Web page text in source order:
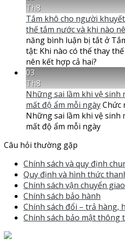
Th8
Tắm khô cho người
thế tắm nước và khi nào
năng bình luận bị tắt ở
tật: Khi nào có thể thay
nên kết hợp cả hai?
03
Th8
Những sai lầm khi vệ sinh
mất độ ẩm mỗi ngàyChức
Những sai lầm khi vệ sinh
mất độ ẩm mỗi ngày
Câu hỏi thường gặp
Chính sách và quy định
Quy định và hình thức
Chính sách vận chuyển
Chính sách bảo hành
Chính sách đổi – trả hàng,
Chính sách bảo mật thông